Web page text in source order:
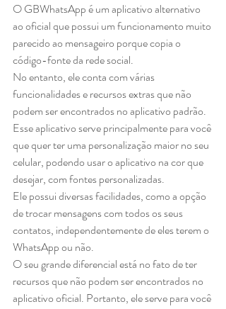
O GBWhatsApp é um aplicativo alternativo
ao oficial que possui um funcionamento muito
parecido ao mensageiro porque copia o
código-fonte da rede social.
No entanto, ele conta com várias
funcionalidades e recursos extras que não
podem ser encontrados no aplicativo padrão.
Esse aplicativo serve principalmente para você
que quer ter uma personalização maior no seu
celular, podendo usar o aplicativo na cor que
desejar, com fontes personalizadas.
Ele possui diversas facilidades, como a opção
de trocar mensagens com todos os seus
contatos, independentemente de eles terem o
WhatsApp ou não.
O seu grande diferencial está no fato de ter
recursos que não podem ser encontrados no
aplicativo oficial. Portanto, ele serve para você